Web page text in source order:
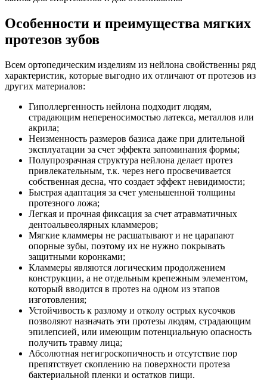
Особенности и преимущества мягких
протезов зубов
Всем ортопедическим изделиям из нейлона свойственны ряд
характеристик, которые выгодно их отличают от протезов из
других материалов:
Гиполлергенность нейлона подходит людям,
страдающим непереносимостью латекса, металлов или
акрила;
Неизменность размеров базиса даже при длительной
эксплуатации за счет эффекта запоминания формы;
Полупрозрачная структура нейлона делает протез
привлекательным, т.к. через него просвечивается
собственная десна, что создает эффект невидимости;
Быстрая адаптация за счет уменьшенной толщины
протезного ложа;
Легкая и прочная фиксация за счет атравматичных
дентоальвеолярных кламмеров;
Мягкие кламмеры не расшатывают и не царапают
опорные зубы, поэтому их не нужно покрывать
защитными коронками;
Кламмеры являются логическим продолжением
конструкции, а не отдельным крепежным элементом,
который вводится в протез на одном из этапов
изготовления;
Устойчивость к разлому и отколу острых кусочков
позволяют назначать эти протезы людям, страдающим
эпилепсией, или имеющим потенциальную опасность
получить травму лица;
Абсолютная негигроскопичность и отсутствие пор
препятствует скоплению на поверхности протеза
бактериальной пленки и остатков пищи.